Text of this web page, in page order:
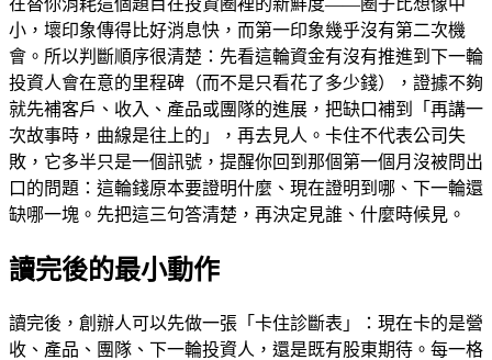
在替你消耗這個題目在投資圈裡的新鮮度——圈子比想像中
小，壞印象傳得比好消息快，而第一印象幾乎沒有第二次機
會。所以判斷順序很清楚：先看這輪資金有沒有推進到下一輪
投資人會在意的里程碑（而不是只看花了多少錢），證據不夠
就先補客戶、收入、產品或團隊的進展，把缺口補到「再講一
次故事時，曲線是往上的」，再去見人。卡住不代表公司失
敗，它多半只是一個訊號，提醒你回到那個第一個月沒被問出
口的問題：這輪錢原本要證明什麼、現在證明到哪、下一輪還
缺哪一塊。先把這三句答清楚，再決定見誰、什麼時候見。
讀完後的最小動作
讀完後，創辦人可以先做一張「卡住診斷表」：現在卡的是營
收、產品、團隊、下一輪投資人，還是既有股東期待。每一格